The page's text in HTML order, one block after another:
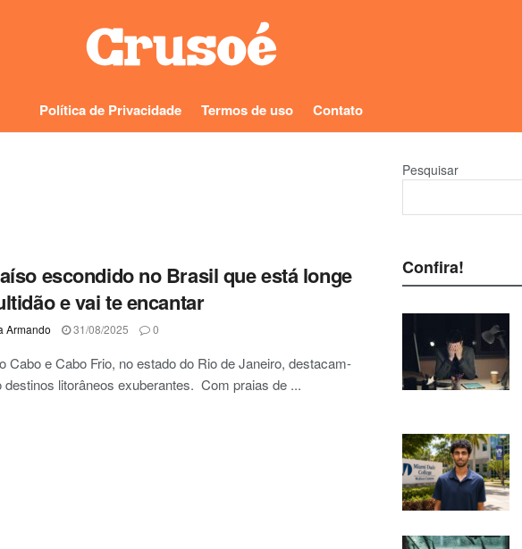
Política de Privacidade Termos de uso Contato
escondido no Brasil que está longe
e vai te encantar
Armando 31/08/2025 0
Cabo e Cabo Frio, no estado do Rio de Janeiro, destacam-
destinos litorâneos exuberantes. Com praias de ...
Pesquisar
Confira!